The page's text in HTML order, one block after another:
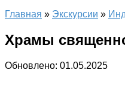
Главная » Экскурсии »
Храмы
Обновлено: 01.05.2025